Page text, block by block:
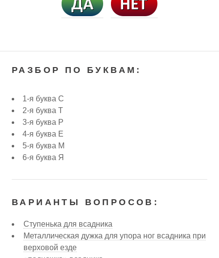
РАЗБОР ПО БУКВАМ:
1-я буква С
2-я буква Т
3-я буква Р
4-я буква Е
5-я буква М
6-я буква Я
ВАРИАНТЫ ВОПРОСОВ:
Ступенька для всадника
Металлическая дужка для упора ног всадника при
верховой езде